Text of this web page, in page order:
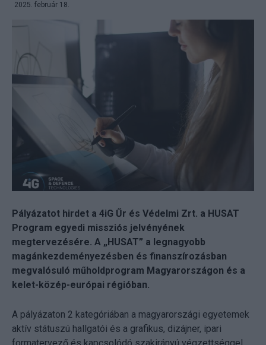
2025. február 18.
Pályázatot hirdet a 4iG Űr és Védelmi Zrt. a HUSAT
Program egye⁣di missziós jelvényének
megtervezésére.⁣ ⁣A „HUSAT” a legnagyobb
magánkezdeményezésben és finanszírozásban
megvalósuló műholdprogram Magyarországon és a
kelet-közép-európai régióban.
A pályázaton 2 kategóriában a magyarországi egyetemek
aktív státuszú hallgatói és a grafikus, dizájner, ipari
formatervező és kapcsolódó szakirányú végzettséggel